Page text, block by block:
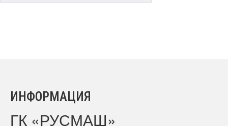
ИНФОРМАЦИЯ
ГК «РУСМАШ»